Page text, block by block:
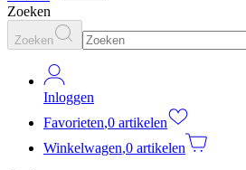
Zoeken
Zoeken
Inloggen
Favorieten,0 artikelen
Winkelwagen,0 artikelen